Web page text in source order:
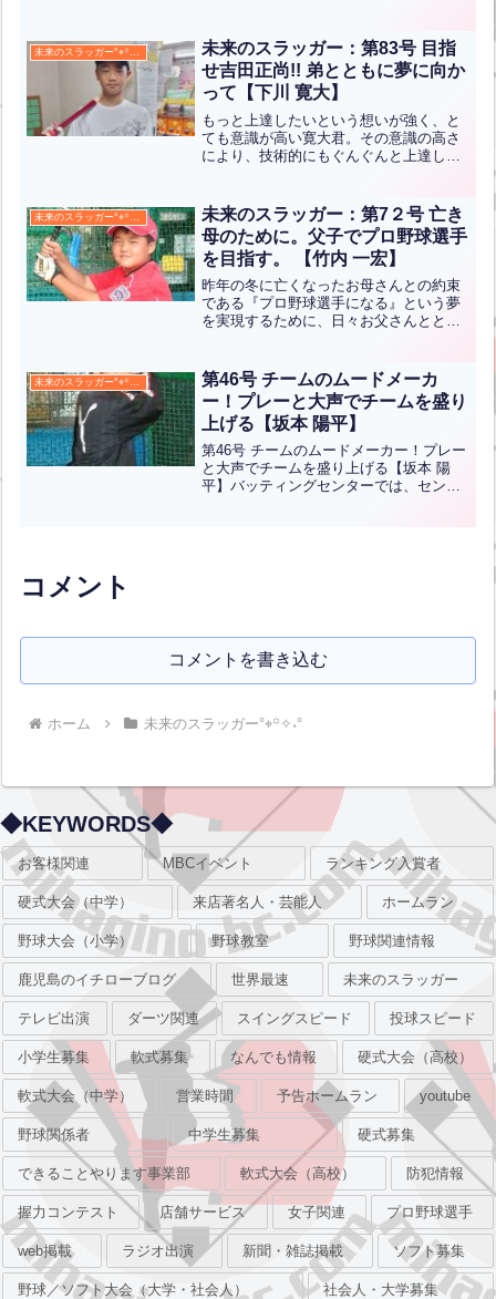
山本コーチの指導により、当センターで
打ち込んで安定した...全文はクリック
未来のスラッガー：第83号 目指
せ吉田正尚!! 弟とともに夢に向か
って【下川 寛大】
もっと上達したいという想いが強く、と
ても意識が高い寛大君。その意識の高さ
により、技術的にもぐんぐんと上達し、
儀正しく、気持ちの強さと意識の高さ
で、著しくレベルアップして...全文はク
リック
未来のスラッガー：第7２号 亡き
母のために。父子でプロ野球選手
を目指す。 【竹内 一宏】
昨年の冬に亡くなったお母さんとの約束
である『プロ野球選手になる』という夢
を実現するために、日々お父さんととも
す。厳しい練習にも耐えながら、お母さ
んとの約束を胸にとても頑張...全文はク
リック
未来のスラッガー°⌖꙳✧˖°
第46号 チームのムードメーカ
ー！プレーと大声でチームを盛り
上げる【坂本 陽平】
第46号 チームのムードメーカー！プレー
と大声でチームを盛り上げる【坂本 陽
平】バッティングセンターでは、センタ
コメント
コメントを書き込む
ホーム 未来のスラッガー°⌖꙳✧˖°
◆KEYWORDS◆
お客様関連 MBCイベント ランキング入賞者
硬式大会（中学） 来店著名人・芸能人 ホームラン
野球大会（小学） 野球教室 野球関連情報
鹿児島のイチローブログ 世界最速 未来のスラッガー
テレビ出演 ダーツ関連 スイングスピード 投球スピード
小学生募集 軟式募集 なんでも情報 硬式大会（高校）
軟式大会（中学） 営業時間 予告ホームラン youtube
野球関係者 中学生募集 硬式募集
できることやります事業部 軟式大会（高校） 防犯情報
握力コンテスト 店舗サービス 女子関連 プロ野球選手
web掲載 ラジオ出演 新聞・雑誌掲載 ソフト募集
野球／ソフト大会（大学・社会人） 社会人・大学募集